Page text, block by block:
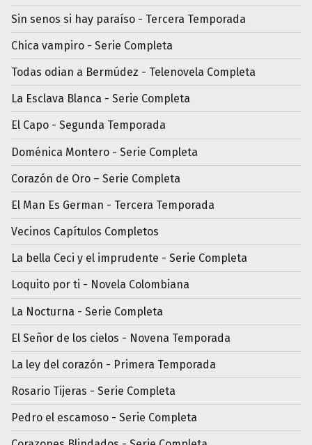
Sin senos si hay paraíso - Tercera Temporada
Chica vampiro - Serie Completa
Todas odian a Bermúdez - Telenovela Completa
La Esclava Blanca - Serie Completa
El Capo - Segunda Temporada
Doménica Montero - Serie Completa
Corazón de Oro – Serie Completa
El Man Es German - Tercera Temporada
Vecinos Capítulos Completos
La bella Ceci y el imprudente - Serie Completa
Loquito por ti - Novela Colombiana
La Nocturna - Serie Completa
El Señor de los cielos - Novena Temporada
La ley del corazón - Primera Temporada
Rosario Tijeras - Serie Completa
Pedro el escamoso - Serie Completa